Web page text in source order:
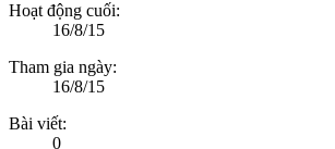
Hoạt động cuối:
16/8/15
Tham gia ngày:
16/8/15
Bài viết:
0